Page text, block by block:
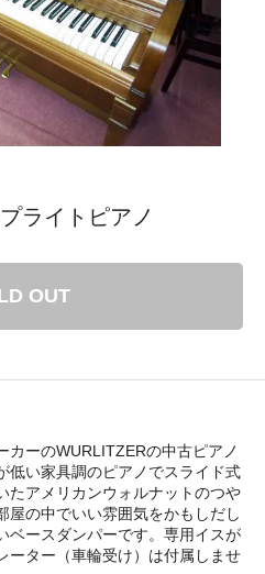
ライトピアノ
OUT
カーのWURLITZERの中古ピアノ
低い家具調のピアノでスライド式
たアメリカンウォルナットのつや
屋の中でいい雰囲気をかもしだし
ベースダンパーです。専用イスが
ーター（車輪受け）は付属しませ